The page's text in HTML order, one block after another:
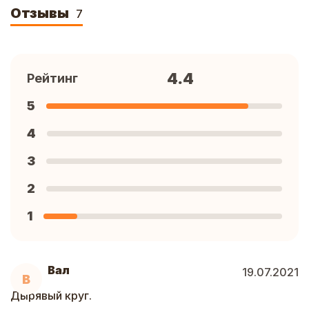
Отзывы 7
В
Вал
19.07.2021
Дырявый круг.
Рейтинг 4.4
5
4
3
2
1